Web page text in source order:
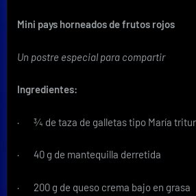
Mini pays horneados de frutos rojos
Un postre especial para compartir
Ingredientes:
· ¾ de taza de galletas tipo María
· 40 g de mantequilla derretida
· 200 g de queso crema bajo en grasa